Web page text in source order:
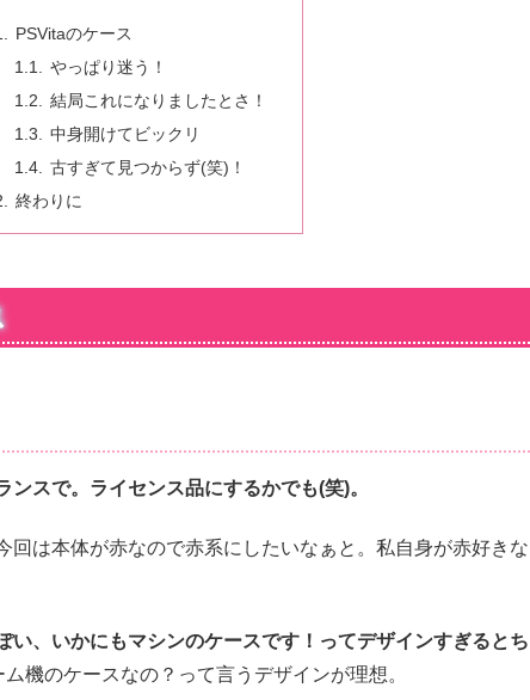
PSVitaのケース
やっぱり迷う！
結局これになりましたとさ！
中身開けてビックリ
古すぎて見つからず(笑)！
終わりに
スで。ライセンス品にするかでも(笑)。
回は本体が赤なので赤系にしたいなぁと。私自身が赤好きな
い、いかにもマシンのケースです！ってデザインすぎるとち
ム機のケースなの？って言うデザインが理想。